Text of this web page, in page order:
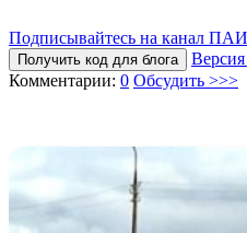
Подписывайтесь на канал
Получить код для блога
Версия
Комментарии: 0 Обсудить >>>